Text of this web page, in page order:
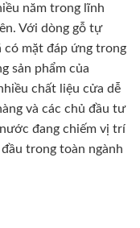
năm trong lĩnh
Với dòng gỗ tự
có mặt đáp ứng trong
sản phẩm của
chất liệu cửa dễ
và các chủ đầu tư
đang chiếm vị trí
trong toàn ngành